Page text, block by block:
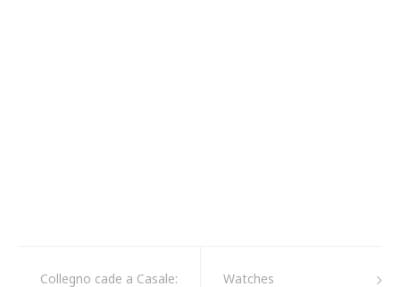
Collegno cade a Casale: Watches